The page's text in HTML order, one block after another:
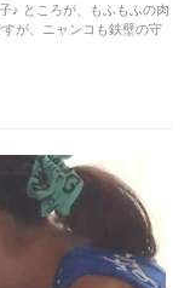
♪ ところが、もふもふの肉
が、ニャンコも鉄壁の守